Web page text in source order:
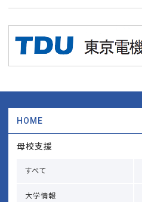
HOME
母校支援
すべて
大学情報